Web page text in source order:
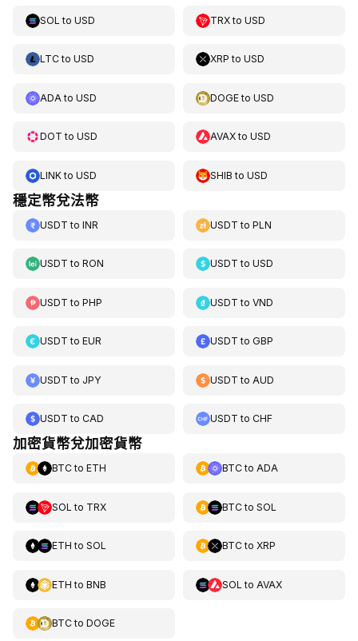
SOL to USD TRXtoUSD
LTCto USD XRP toUSD
ADA to USD DOGEtoUSD
DOT to USD AVAXtoUSD
LINKto USD SHIB toUSD
穩定幣兌法幣
USDT to INR USDT toPLN
USDT to RON USDT toUSD
USDT to PHP USDT toVND
USDT to EUR USDT toGBP
USDT to JPY USDT to AUD
USDT to CAD USDT toCHF
加密貨幣兌加密貨幣
BTCto ETH BTCto ADA
SOL to TRX BTCto SOL
ETH to SOL BTCto XRP
ETH to BNB SOL to AVAX
BTCto DOGE